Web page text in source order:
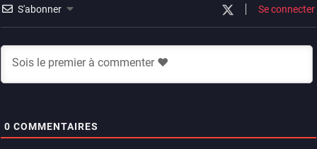
S'abonner Se connecter
0 COMMENTAIRES